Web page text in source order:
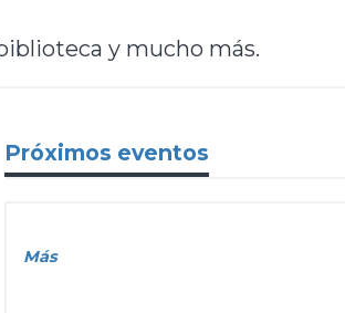
y mucho más.
Próximos eventos
Más